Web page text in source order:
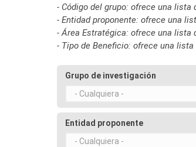
- Código del grupo: ofrece una
- Entidad proponente: ofrece una
- Área Estratégica: ofrece una lista
- Tipo de Beneficio: ofrece una
Grupo de investigación
Entidad proponente